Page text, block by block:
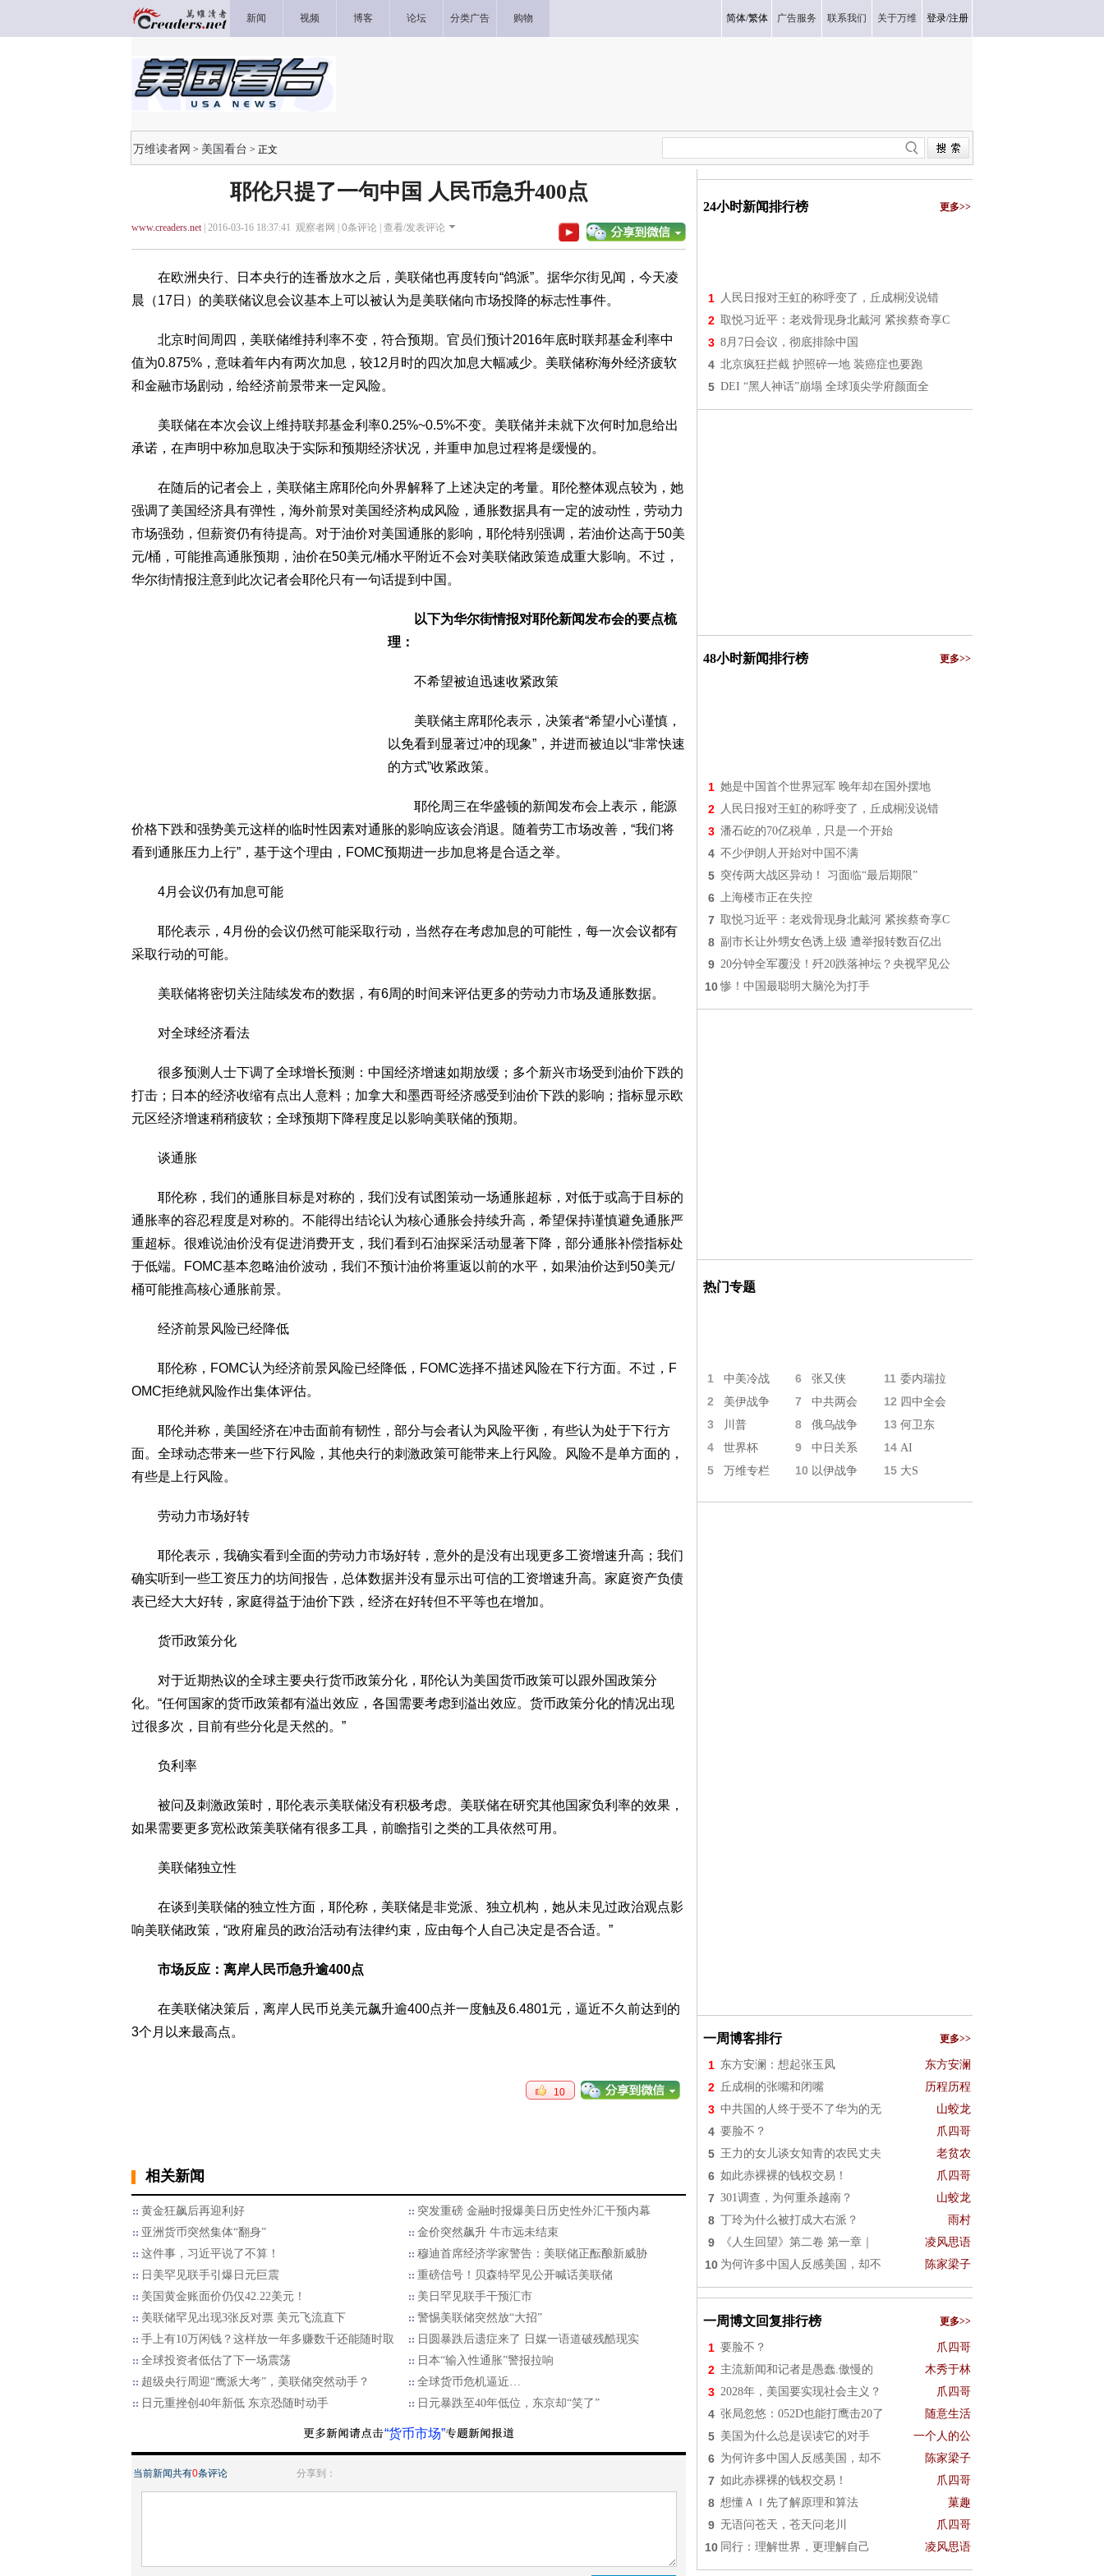
新闻 视频 博客 论坛 分类广告 购物 简体/繁体 广告服务 联系我们 关于万维 登录/注册
万维读者网 > 美国看台 > 正文
耶伦只提了一句中国 人民币急升400点
www.creaders.net| 2016-03-16 18:37:41 观察者网 | 0条评论 | 查看/发表评论
在欧洲央行、日本央行的连番放水之后，美联储也再度转向“鸽派”。据华尔街见闻，今天凌
晨（17日）的美联储议息会议基本上可以被认为是美联储向市场投降的标志性事件。
北京时间周四，美联储维持利率不变，符合预期。官员们预计2016年底时联邦基金利率中
值为0.875%，意味着年内有两次加息，较12月时的四次加息大幅减少。美联储称海外经济疲软
和金融市场剧动，给经济前景带来一定风险。
美联储在本次会议上维持联邦基金利率0.25%~0.5%不变。美联储并未就下次何时加息给出
承诺，在声明中称加息取决于实际和预期经济状况，并重申加息过程将是缓慢的。
在随后的记者会上，美联储主席耶伦向外界解释了上述决定的考量。耶伦整体观点较为，她
强调了美国经济具有弹性，海外前景对美国经济构成风险，通胀数据具有一定的波动性，劳动力
市场强劲，但薪资仍有待提高。对于油价对美国通胀的影响，耶伦特别强调，若油价达高于50美
元/桶，可能推高通胀预期，油价在50美元/桶水平附近不会对美联储政策造成重大影响。不过，
华尔街情报注意到此次记者会耶伦只有一句话提到中国。
以下为华尔街情报对耶伦新闻发布会的要点梳
理：
不希望被迫迅速收紧政策
美联储主席耶伦表示，决策者“希望小心谨慎，
以免看到显著过冲的现象”，并进而被迫以“非常快速
的方式”收紧政策。
耶伦周三在华盛顿的新闻发布会上表示，能源
价格下跌和强势美元这样的临时性因素对通胀的影响应该会消退。随着劳工市场改善，“我们将
看到通胀压力上行”，基于这个理由，FOMC预期进一步加息将是合适之举。
4月会议仍有加息可能
耶伦表示，4月份的会议仍然可能采取行动，当然存在考虑加息的可能性，每一次会议都有
采取行动的可能。
美联储将密切关注陆续发布的数据，有6周的时间来评估更多的劳动力市场及通胀数据。
对全球经济看法
很多预测人士下调了全球增长预测：中国经济增速如期放缓；多个新兴市场受到油价下跌的
打击；日本的经济收缩有点出人意料；加拿大和墨西哥经济感受到油价下跌的影响；指标显示欧
元区经济增速稍稍疲软；全球预期下降程度足以影响美联储的预期。
谈通胀
耶伦称，我们的通胀目标是对称的，我们没有试图策动一场通胀超标，对低于或高于目标的
通胀率的容忍程度是对称的。不能得出结论认为核心通胀会持续升高，希望保持谨慎避免通胀严
重超标。很难说油价没有促进消费开支，我们看到石油探采活动显著下降，部分通胀补偿指标处
于低端。FOMC基本忽略油价波动，我们不预计油价将重返以前的水平，如果油价达到50美元/
桶可能推高核心通胀前景。
经济前景风险已经降低
耶伦称，FOMC认为经济前景风险已经降低，FOMC选择不描述风险在下行方面。不过，F
OMC拒绝就风险作出集体评估。
耶伦并称，美国经济在冲击面前有韧性，部分与会者认为风险平衡，有些认为处于下行方
面。全球动态带来一些下行风险，其他央行的刺激政策可能带来上行风险。风险不是单方面的，
有些是上行风险。
劳动力市场好转
耶伦表示，我确实看到全面的劳动力市场好转，意外的是没有出现更多工资增速升高；我们
确实听到一些工资压力的坊间报告，总体数据并没有显示出可信的工资增速升高。家庭资产负债
表已经大大好转，家庭得益于油价下跌，经济在好转但不平等也在增加。
货币政策分化
对于近期热议的全球主要央行货币政策分化，耶伦认为美国货币政策可以跟外国政策分
化。“任何国家的货币政策都有溢出效应，各国需要考虑到溢出效应。货币政策分化的情况出现
过很多次，目前有些分化是天然的。”
负利率
被问及刺激政策时，耶伦表示美联储没有积极考虑。美联储在研究其他国家负利率的效果，
如果需要更多宽松政策美联储有很多工具，前瞻指引之类的工具依然可用。
美联储独立性
在谈到美联储的独立性方面，耶伦称，美联储是非党派、独立机构，她从未见过政治观点影
响美联储政策，“政府雇员的政治活动有法律约束，应由每个人自己决定是否合适。”
市场反应：离岸人民币急升逾400点
在美联储决策后，离岸人民币兑美元飙升逾400点并一度触及6.4801元，逼近不久前达到的
3个月以来最高点。
10
相关新闻
黄金狂飙后再迎利好
突发重磅 金融时报爆美日历史性外汇干预内幕
亚洲货币突然集体“翻身”
金价突然飙升 牛市远未结束
这件事，习近平说了不算！
穆迪首席经济学家警告：美联储正酝酿新威胁
日美罕见联手引爆日元巨震
重磅信号！贝森特罕见公开喊话美联储
美国黄金账面价仍仅42.22美元！
美日罕见联手干预汇市
美联储罕见出现3张反对票 美元飞流直下
警惕美联储突然放“大招”
手上有10万闲钱？这样放一年多赚数千还能随时取
日圆暴跌后遗症来了 日媒一语道破残酷现实
全球投资者低估了下一场震荡
日本“输入性通胀”警报拉响
超级央行周迎“鹰派大考”，美联储突然动手？
全球货币危机逼近…
日元重挫创40年新低 东京恐随时动手
日元暴跌至40年低位，东京却“笑了”
“货币市场”
当前新闻共有0条评论 分享到：
24小时新闻排行榜 更多>>
1 人民日报对王虹的称呼变了，丘成桐没说错
2 取悦习近平：老戏骨现身北戴河 紧挨蔡奇享C
3 8月7日会议，彻底排除中国
4 北京疯狂拦截 护照碎一地 装癌症也要跑
5 DEI “黑人神话”崩塌 全球顶尖学府颜面全
48小时新闻排行榜 更多>>
1 她是中国首个世界冠军 晚年却在国外摆地
2 人民日报对王虹的称呼变了，丘成桐没说错
3 潘石屹的70亿税单，只是一个开始
4 不少伊朗人开始对中国不满
5 突传两大战区异动！ 习面临“最后期限”
6 上海楼市正在失控
7 取悦习近平：老戏骨现身北戴河 紧挨蔡奇享C
8 副市长让外甥女色诱上级 遭举报转数百亿出
9 20分钟全军覆没！歼20跌落神坛？央视罕见公
10 惨！中国最聪明大脑沦为打手
热门专题
1 中美冷战 6 张又侠 11 委内瑞拉
2 美伊战争 7 中共两会 12 四中全会
3 川普 8 俄乌战争 13 何卫东
4 世界杯 9 中日关系 14 AI
5 万维专栏 10 以伊战争 15 大S
一周博客排行 更多>>
1 东方安澜：想起张玉凤 东方安澜
2 丘成桐的张嘴和闭嘴 历程历程
3 中共国的人终于受不了华为的无 山蛟龙
4 要脸不？ 爪四哥
5 王力的女儿谈女知青的农民丈夫 老贫农
6 如此赤裸裸的钱权交易！ 爪四哥
7 301调查，为何重杀越南？ 山蛟龙
8 丁玲为什么被打成大右派？ 雨村
9 《人生回望》第二卷 第一章｜ 凌风思语
10 为何许多中国人反感美国，却不 陈家梁子
一周博文回复排行榜 更多>>
1 要脸不？ 爪四哥
2 主流新闻和记者是愚蠢.傲慢的 木秀于林
3 2028年，美国要实现社会主义？ 爪四哥
4 张局忽悠：052D也能打鹰击20了 随意生活
5 美国为什么总是误读它的对手 一个人的公
6 为何许多中国人反感美国，却不 陈家梁子
7 如此赤裸裸的钱权交易！ 爪四哥
8 想懂ＡＩ先了解原理和算法 菓趣
9 无语问苍天，苍天问老川 爪四哥
10 同行：理解世界，更理解自己 凌风思语